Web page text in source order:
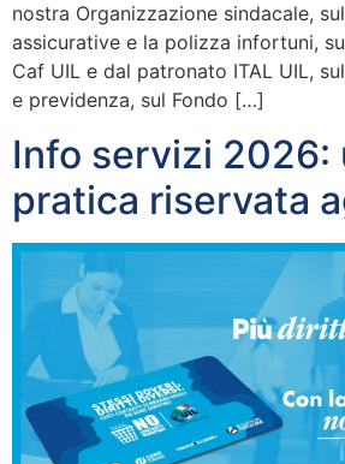
nostra Organizzazione sindacale,
assicurative e la polizza infortuni,
Caf UIL e dal patronato ITAL UIL,
e previdenza, sul Fondo […]
Info servizi 2026:
pratica riservata